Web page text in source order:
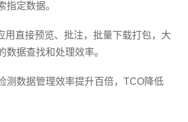
指定数据。
用直接预览、批注，批量下载打包，大
数据查找和处理效率。
测数据管理效率提升百倍，TCO降低